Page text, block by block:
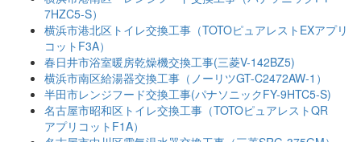
7HZC5-S）
横浜市港北区トイレ交換工事（TOTOピュアレストEXアプリ
コットF3A）
春日井市浴室暖房乾燥機交換工事(三菱V-142BZ5)
横浜市南区給湯器交換工事（ノーリツGT-C2472AW-1）
半田市レンジフード交換工事(パナソニックFY-9HTC5-S)
名古屋市昭和区トイレ交換工事（TOTOピュアレストQR
アプリコットF1A）